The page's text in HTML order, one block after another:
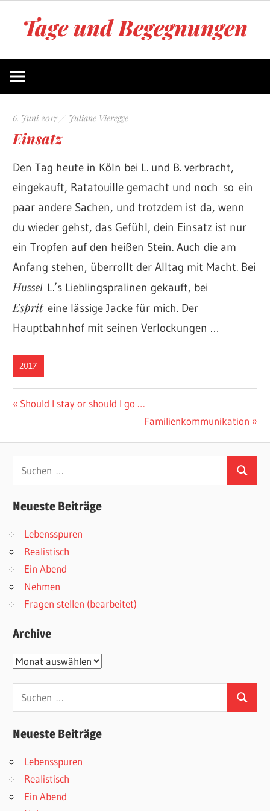
Tage und Begegnungen
von
6. Juni 2017 Juliane Vieregge
Einsatz
Den Tag heute in Köln bei L. und B. verbracht,
eingekauft, Ratatouille gemacht und noch so ein
paar andere Sachen, und trotzdem ist da, wenn
du wieder gehst, das Gefühl, dein Einsatz ist nur
ein Tropfen auf den heißen Stein. Auch die am
Anfang stehen, überrollt der Alltag mit Macht. Bei
Hussel L.’s Lieblingspralinen gekauft, bei
Espriteine lässige Jacke für mich. Der
Hauptbahnhof mit seinen Verlockungen …
2017
Beitragsnavigation
Vorheriger
Should I stay or should I go …
Nächster
Familienkommunikation
Suchen
nach:
Suchen
Neueste Beiträge
Lebensspuren
Realistisch
Ein Abend
Nehmen
Fragen stellen (bearbeitet)
Archive
Archive
Suchen
nach:
Suchen
Neueste Beiträge
Lebensspuren
Realistisch
Ein Abend